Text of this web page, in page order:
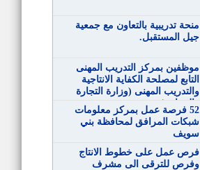
منحة تدريبية بالتعاون مع جمعية
جيل المستقبل.
موظفين بمركز التدريب المهنى
التابع لمصلحة الكفاية الانتاجية
والتدريب المهنى (وزارة التجارة
والصناعة)
52 فرصة عمل بمركز معلومات
شبكات المرافق لمحافظة بني
سويف
فرص عمل على خطوط الانتاج
وفرص للترقى الى مشرف